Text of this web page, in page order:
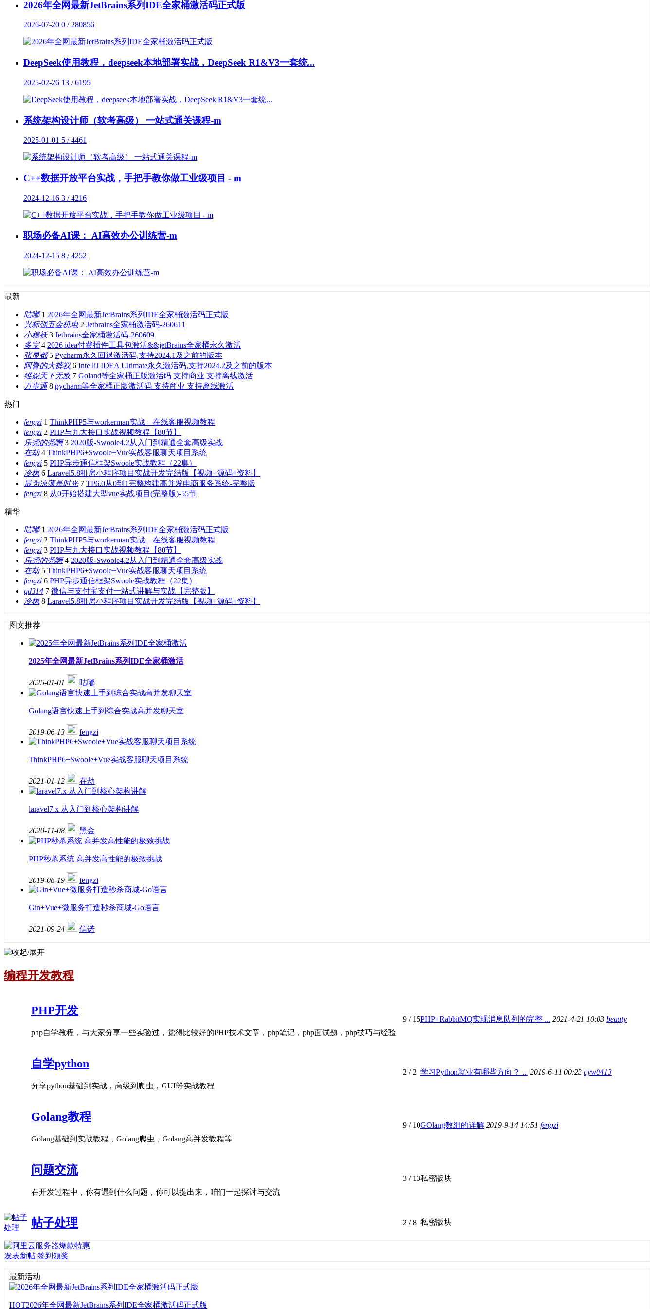
2026年全网最新JetBrains系列IDE全家桶激活码正式版
2026-07-20 0 / 280856
DeepSeek使用教程，deepseek本地部署实战，DeepSeek R1&V3一套统...
2025-02-26 13 / 6195
系统架构设计师（软考高级） 一站式通关课程-m
2025-01-01 5 / 4461
C++数据开放平台实战，手把手教你做工业级项目 - m
2024-12-16 3 / 4216
职场必备AI课： AI高效办公训练营-m
2024-12-15 8 / 4252
最新
咕嘟 1 2026年全网最新JetBrains系列IDE全家桶激活码正式版
兴标强五金机电 2 Jetbrains全家桶激活码-260611
小棉袄 3 Jetbrains全家桶激活码-260609
多宝 4 2026 idea付费插件工具包激活&&jetBrains全家桶永久激活
张显都 5 Pycharm永久回退激活码,支持2024.1及之前的版本
阿臀的大裤衩 6 IntelliJ IDEA Ultimate永久激活码,支持2024.2及之前的版本
维妮天下无敌 7 Goland等全家桶正版激活码 支持商业 支持离线激活
万事通 8 pycharm等全家桶正版激活码 支持商业 支持离线激活
热门
fengzi 1 ThinkPHP5与workerman实战—在线客服视频教程
fengzi 2 PHP与九大接口实战视频教程【80节】
乐尧的尧啊 3 2020版-Swoole4.2从入门到精通全套高级实战
在劫 4 ThinkPHP6+Swoole+Vue实战客服聊天项目系统
fengzi 5 PHP异步通信框架Swoole实战教程（22集）
冷枫 6 Laravel5.8租房小程序项目实战开发完结版【视频+源码+资料】
最为凉薄是时光 7 TP6.0从0到1完整构建高并发电商服务系统-完整版
fengzi 8 从0开始搭建大型vue实战项目(完整版)-55节
精华
咕嘟 1 2026年全网最新JetBrains系列IDE全家桶激活码正式版
fengzi 2 ThinkPHP5与workerman实战—在线客服视频教程
fengzi 3 PHP与九大接口实战视频教程【80节】
乐尧的尧啊 4 2020版-Swoole4.2从入门到精通全套高级实战
在劫 5 ThinkPHP6+Swoole+Vue实战客服聊天项目系统
fengzi 6 PHP异步通信框架Swoole实战教程（22集）
qd314 7 微信与支付宝支付一站式讲解与实战【完整版】
冷枫 8 Laravel5.8租房小程序项目实战开发完结版【视频+源码+资料】
图文推荐
2025年全网最新JetBrains系列IDE全家桶激活
2025-01-01 咕嘟
Golang语言快速上手到综合实战高并发聊天室
2019-06-13 fengzi
ThinkPHP6+Swoole+Vue实战客服聊天项目系统
2021-01-12 在劫
laravel7.x 从入门到核心架构讲解
2020-11-08 黑金
PHP秒杀系统 高并发高性能的极致挑战
2019-08-19 fengzi
Gin+Vue+微服务打造秒杀商城-Go语言
2021-09-24 信诺
编程开发教程
PHP开发
php自学教程，与大家分享一些实验过，觉得比较好的PHP技术文章，php笔记，php面试题，php技巧与经验
9 / 15PHP+RabbitMQ实现消息队列的完整 ... 2021-4-21 10:03 beauty
自学python
分享python基础到实战，高级到爬虫，GUI等实战教程
2 / 2 学习Python就业有哪些方向？ ... 2019-6-11 00:23 cyw0413
Golang教程
Golang基础到实战教程，Golang爬虫，Golang高并发教程等
9 / 10GOlang数组的详解 2019-9-14 14:51 fengzi
问题交流
在开发过程中，你有遇到什么问题，你可以提出来，咱们一起探讨与交流
3 / 13私密版块
帖子处理 2 / 8 私密版块
发表新帖 签到领奖
最新活动
HOT2026年全网最新JetBrains系列IDE全家桶激活码正式版